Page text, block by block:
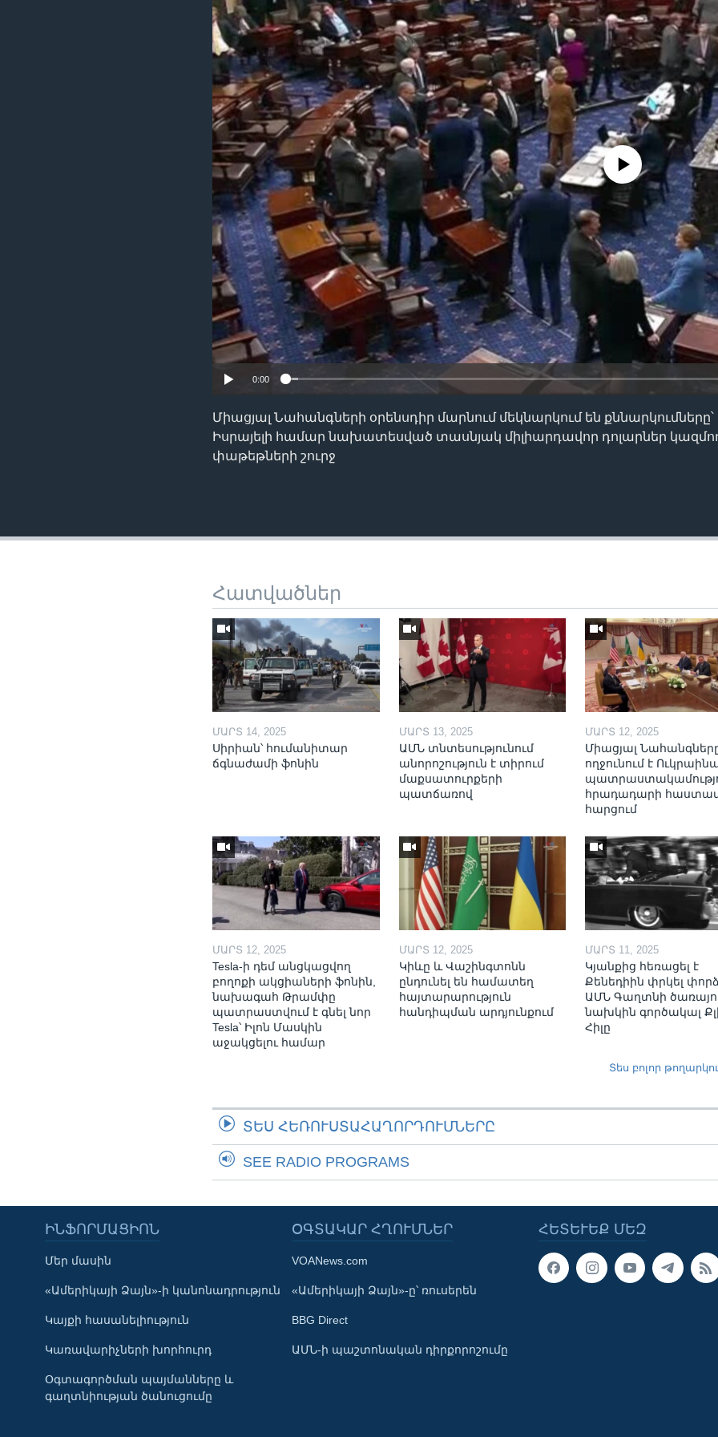
Learning English
ՀԵՏԵՒԵՔ ՄԵԶ
Լեզուներ
No media source currently
0:00
Միացյալ Նահանգների օրենսդիր մարնում մեկնարկում են
Իսրայելի համար նախատեսված տասնյակ միլիարդավոր դոլարներ
փաթեթների շուրջ
Հատվածներ
ՄԱՐՏ 14, 2025
Սիրիան՝ հումանիտար
ճգնաժամի ֆոնին
ՄԱՐՏ 13, 2025
ԱՄՆ տնտեսությունում
անորոշություն է տիրում
մաքսատուրքերի
պատճառով
ՄԱՐՏ 12, 2025
Միացյալ
ողջունում է
հրադադարի
հարցում
ՄԱՐՏ 12, 2025
Tesla-ի դեմ անցկացվող
բողոքի ակցիաների ֆոնին,
նախագահ Թրամփը
պատրաստվում է գնել նոր
Tesla՝ Իլոն Մասկին
աջակցելու համար
ՄԱՐՏ 12, 2025
Կիևը և Վաշինգտոնն
ընդունել են համատեղ
հայտարարություն
հանդիպման արդյունքում
ՄԱՐՏ 11, 2025
Կյանքից հեռացել է
Քենեդիին փրկել
ԱՄՆ Գաղտնի
նախկին գործակալ
Հիլը
Տես բոլոր
ՏԵՍ ՀԵՌՈՒՍՏԱՀԱՂՈՐԴՈՒՄՆԵՐԸ
SEE RADIO PROGRAMS
ՀԵՏԵՒԵՔ ՄԵԶ
ԻՆՖՈՐՄԱՑԻՈՆ
Մեր մասին
«Ամերիկայի Ձայն»-ի կանոնադրություն
Կայքի հասանելիություն
Կառավարիչների խորհուրդ
Օգտագործման պայմանները և
գաղտնիության ծանուցումը
ՕԳՏԱԿԱՐ ՀՂՈՒՄՆԵՐ
VOANews.com
«Ամերիկայի Ձայն»-ը՝ ռուսերեն
BBG Direct
ԱՄՆ-ի պաշտոնական դիրքորոշումը